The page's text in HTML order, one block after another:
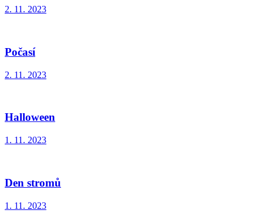
2. 11. 2023
Počasí
2. 11. 2023
Halloween
1. 11. 2023
Den stromů
1. 11. 2023